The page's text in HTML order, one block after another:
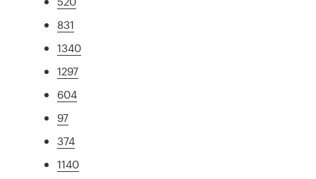
831
1340
1297
604
97
374
1140